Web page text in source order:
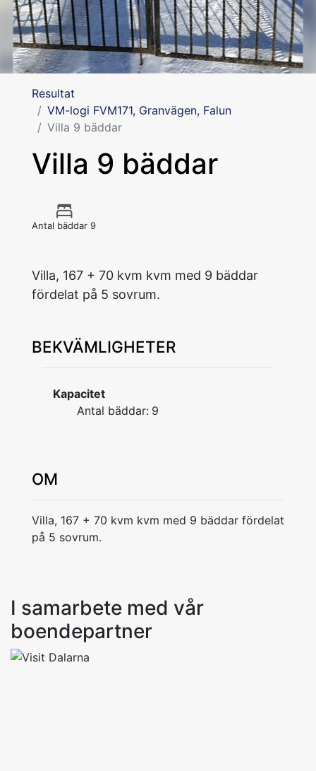
Resultat
VM-logi FVM171, Granvägen, Falun
Villa 9 bäddar
Villa 9 bäddar
Antal bäddar 9
Villa, 167 + 70 kvm kvm med 9 bäddar
fördelat på 5 sovrum.
BEKVÄMLIGHETER
Kapacitet
Antal bäddar: 9
OM
Villa, 167 + 70 kvm kvm med 9 bäddar fördelat
på 5 sovrum.
I samarbete med vår
boendepartner